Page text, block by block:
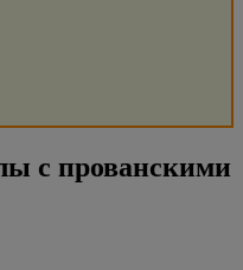
с прованскими